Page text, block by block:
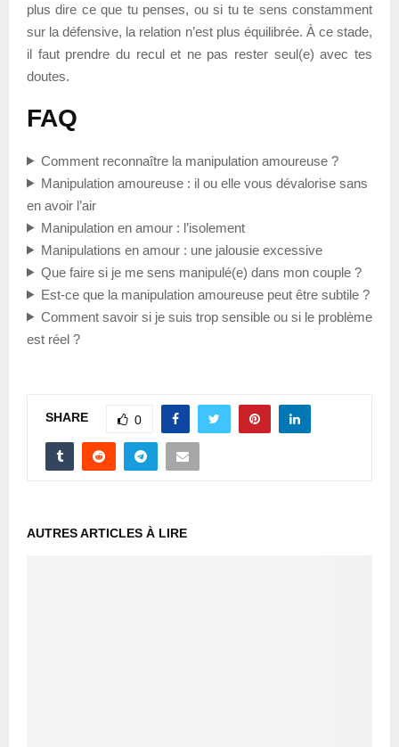
plus dire ce que tu penses, ou si tu te sens constamment
sur la défensive, la relation n’est plus équilibrée. À ce stade,
il faut prendre du recul et ne pas rester seul(e) avec tes
doutes.
FAQ
Comment reconnaître la manipulation amoureuse ?
Manipulation amoureuse : il ou elle vous dévalorise sans
en avoir l’air
Manipulation en amour : l’isolement
Manipulations en amour : une jalousie excessive
Que faire si je me sens manipulé(e) dans mon couple ?
Est-ce que la manipulation amoureuse peut être subtile ?
Comment savoir si je suis trop sensible ou si le problème
est réel ?
SHARE 0
AUTRES ARTICLES À LIRE